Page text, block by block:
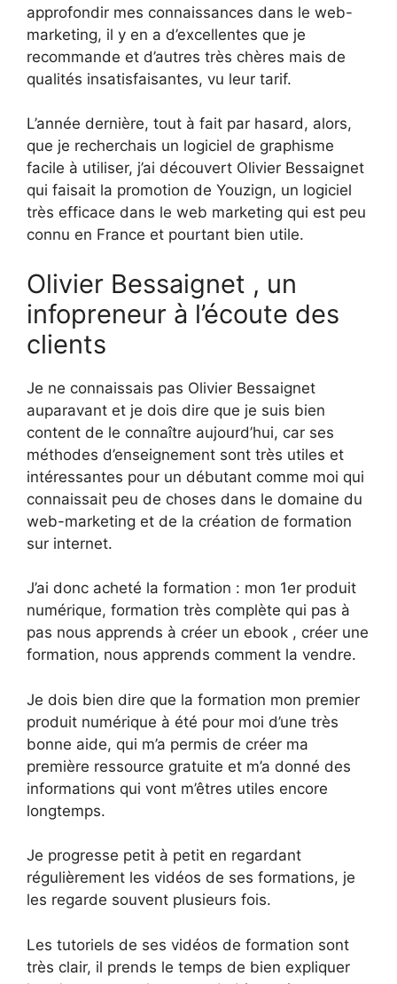
approfondir mes connaissances dans le web-
marketing, il y en a d’excellentes que je
recommande et d’autres très chères mais de
qualités insatisfaisantes, vu leur tarif.
L’année dernière, tout à fait par hasard, alors,
que je recherchais un logiciel de graphisme
facile à utiliser, j’ai découvert Olivier Bessaignet
qui faisait la promotion de Youzign, un logiciel
très efficace dans le web marketing qui est peu
connu en France et pourtant bien utile.
Olivier Bessaignet , un
infopreneur à l’écoute des
clients
Je ne connaissais pas Olivier Bessaignet
auparavant et je dois dire que je suis bien
content de le connaître aujourd’hui, car ses
méthodes d’enseignement sont très utiles et
intéressantes pour un débutant comme moi qui
connaissait peu de choses dans le domaine du
web-marketing et de la création de formation
sur internet.
J’ai donc acheté la formation : mon 1er produit
numérique, formation très complète qui pas à
pas nous apprends à créer un ebook , créer une
formation, nous apprends comment la vendre.
Je dois bien dire que la formation mon premier
produit numérique à été pour moi d’une très
bonne aide, qui m’a permis de créer ma
première ressource gratuite et m’a donné des
informations qui vont m’êtres utiles encore
longtemps.
Je progresse petit à petit en regardant
régulièrement les vidéos de ses formations, je
les regarde souvent plusieurs fois.
Les tutoriels de ses vidéos de formation sont
très clair, il prends le temps de bien expliquer